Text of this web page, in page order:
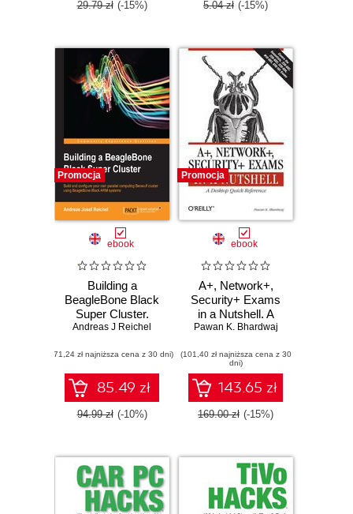
29.79 zł (-15%) 5.04 zł (-15%)
Promocja
ebook
Building a
BeagleBone Black
Super Cluster.
Build and configure
computing Beowulf
cluster using
BeagleBone Black
ARM systems
Andreas J Reichel
(71,24 zł najniższa cena z 30 dni)
85.49 zł
94.99 zł (-10%)
Promocja
ebook
A+, Network+,
Security+ Exams
in a Nutshell. A
Desktop Quick
Pawan K. Bhardwaj
(101,40 zł najniższa cena z 30
dni)
143.65 zł
169.00 zł (-15%)